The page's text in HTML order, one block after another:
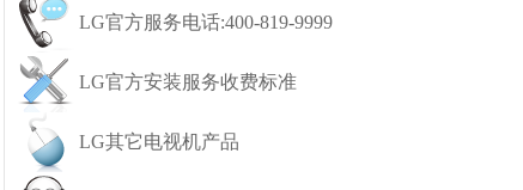
LG官方服务电话:400-819-9999
LG官方安装服务收费标准
LG其它电视机产品